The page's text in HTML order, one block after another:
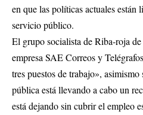
en que las políticas actuales están
servicio público.
El grupo socialista de Riba-roja
empresa SAE Correos y
tres puestos de trabajo»,
pública está llevando a cabo un
está dejando sin cubrir el empleo